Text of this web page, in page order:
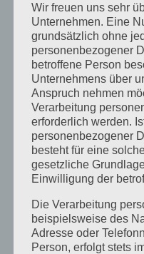
Termine
Veranstaltungen
Vortagsreihe
Vorträge
Archiv
Juni 2026
März 2026
Januar 2026
Dezember 2025
Wir freuen uns sehr
Unternehmen. Eine
grundsätzlich ohne
personenbezogener
betroffene Person
Unternehmens über
Anspruch nehmen
Verarbeitung
erforderlich werden.
personenbezogener
besteht für eine
gesetzliche
Einwilligung der
Die Verarbeitung
beispielsweise des
Adresse oder
Person, erfolgt stets